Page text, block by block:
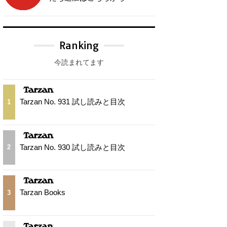
Ranking
今読まれてます
1 Tarzan No. 931 試し読みと目次
2 Tarzan No. 930 試し読みと目次
3 Tarzan Books